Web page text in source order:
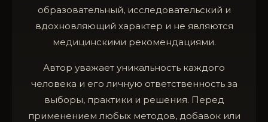
образовательный, исследовательский и
вдохновляющий характер и не являются
медицинскими рекомендациями.
Автор уважает уникальность каждого
человека и его личную ответственность за
выборы, практики и решения. Перед
применением любых методов, добавок или